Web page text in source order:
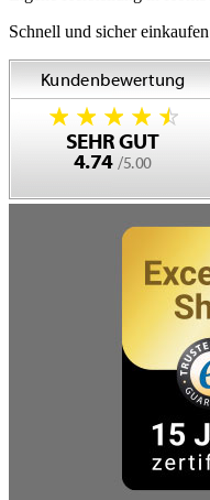
Schnell und sicher einkaufen